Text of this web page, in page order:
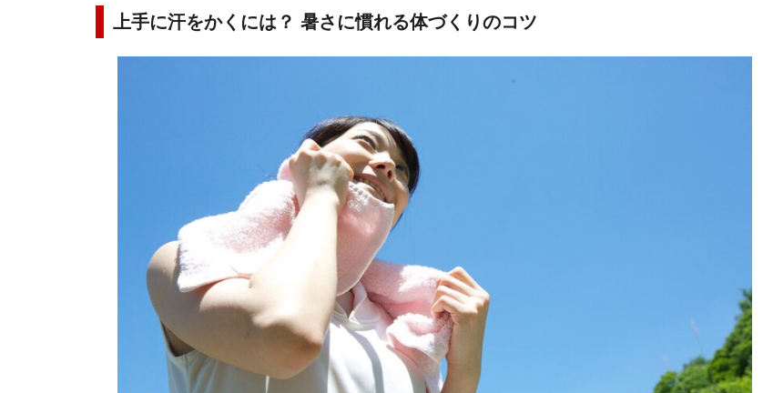
上手に汗をかくには？ 暑さに慣れる体づくりのコツ